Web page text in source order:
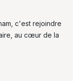
c'est rejoindre
au cœur de la